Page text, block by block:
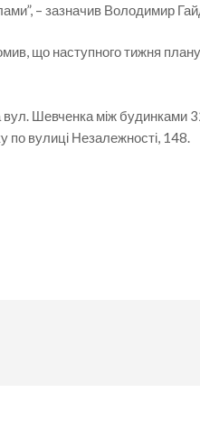
– зазначив Володимир
що наступного тижня
Шевченка між будинками
вулиці Незалежності, 148.